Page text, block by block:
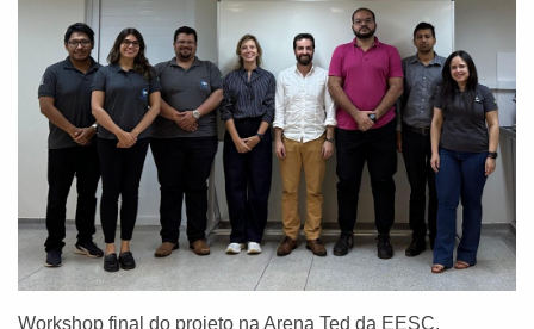
Workshop final do projeto na Arena Ted da EESC.